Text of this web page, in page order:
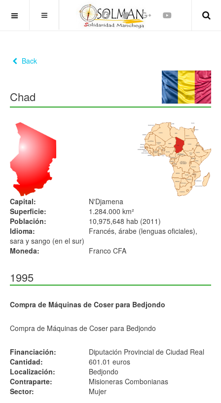
OFF CANVAS
Back
Chad
Capital:
N'Djamena
Superficie:
1.284.000 km²
Población:
10,975,648 hab (2011)
Idioma:
Francés, árabe (lenguas oficiales),
sara y sango (en el sur)
Moneda:
Franco CFA
1995
Compra de Máquinas de Coser para Bedjondo
Compra de Máquinas de Coser para Bedjondo
Financiación:
Diputación Provincial de Ciudad Real
Cantidad:
601.01 euros
Localización:
Bedjondo
Contraparte:
Misioneras Combonianas
Sector:
Mujer